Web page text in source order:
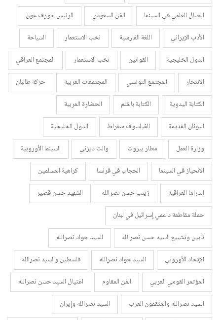
الخيال العلمي في السينما
الفن السعودي
الرئيس جوزف عون
الأدب الإيراني
اللغة الفارسية نخب الاستعمار
السياحة
الدول الخليجية
القوانين نخب الاستعمار
المجتمع العراقي
الانتحار
المجتمع التونسي المجتمعات العربية
حركة طالبان
الكتابة اليدوية
الكتابة بالقلم
الحضارة العربية
اليونان القديمة
الفيلسوف سقراط
الدول الخليجية
وزارة العمل
مطار بيروت والت ديزني
السينما الأوروبية
الانحياز في السينما
الحجاب في فرنسا
كراهية المسلمين
الدراما العراقية
زينب حسن نصرالله
الشهيد حسن قصير
حملة مقاطعة داعمي إسرائيل في لبنان
تأبين وتشييع السيد حسن نصرالله
السيد جواد نصرالله
الإتحاد الأوروبي
السيد جواد نصرالله
فلسطين والسيد نصرالله
المؤتمر القومي العربي
الفن المقاوم
اغتيال السيد حسن نصرالله
السيد نصرالله والمثقفون العرب
السيد نصرالله وإيران